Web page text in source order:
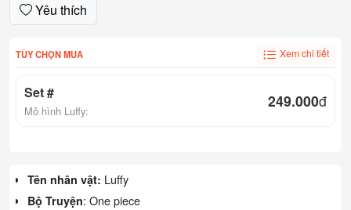
Yêu thích
TÙY CHỌN MUA Xem chi tiết
Set #
Mô hình Luffy:
249.000đ
Tên nhân vật: Luffy
Bộ Truyện: One piece